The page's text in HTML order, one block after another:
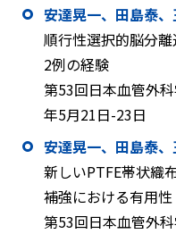
安達晃一、田島泰
順行性選択的脳分
2例の経験
第53回日本血管外
年5月21日-23日
安達晃一、田島泰
新しいPTFE帯状織
補強における有用性
第53回日本血管外